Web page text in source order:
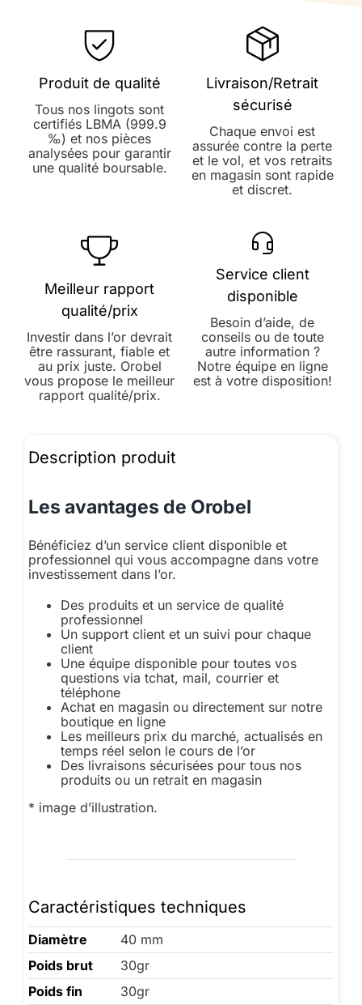
Produit de qualité
Tous nos lingots sont
certifiés LBMA (999.9
‰) et nos pièces
analysées pour garantir
une qualité boursable.
Livraison/Retrait
sécurisé
Chaque envoi est
assurée contre la perte
et le vol, et vos retraits
en magasin sont rapide
et discret.
Meilleur rapport
qualité/prix
Investir dans l’or devrait
être rassurant, fiable et
au prix juste. Orobel
vous propose le meilleur
rapport qualité/prix.
Service client
disponible
Besoin d’aide, de
conseils ou de toute
autre information ?
Notre équipe en ligne
est à votre disposition!
Description produit
Les avantages de Orobel
Bénéficiez d’un service client disponible et
professionnel qui vous accompagne dans votre
investissement dans l’or.
Des produits et un service de qualité
professionnel
Un support client et un suivi pour chaque
client
Une équipe disponible pour toutes vos
questions via tchat, mail, courrier et
téléphone
Achat en magasin ou directement sur notre
boutique en ligne
Les meilleurs prix du marché, actualisés en
temps réel selon le cours de l’or
Des livraisons sécurisées pour tous nos
produits ou un retrait en magasin
* image d’illustration.
Caractéristiques techniques
Diamètre
40 mm
Poids brut
30gr
Poids fin
30gr